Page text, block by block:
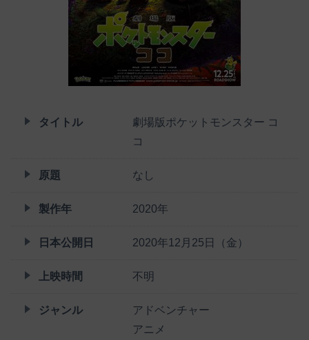
タイトル
劇場版ポケットモンスター コ
コ
原題 なし
製作年 2020年
日本公開日 2020年12月25日（金）
上映時間 不明
ジャンル
アドベンチャー
アニメ